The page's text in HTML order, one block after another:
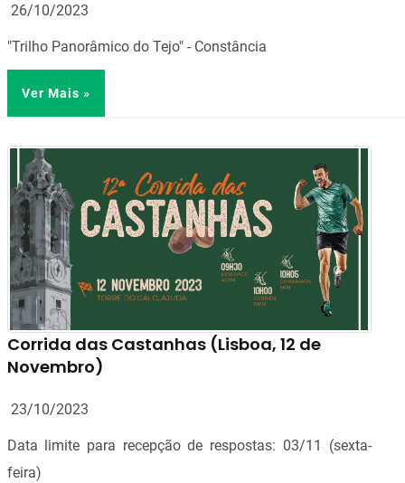
26/10/2023
"Trilho Panorâmico do Tejo" - Constância
Ver Mais »
Corrida das Castanhas (Lisboa, 12 de
Novembro)
23/10/2023
Data limite para recepção de respostas: 03/11 (sexta-
feira)